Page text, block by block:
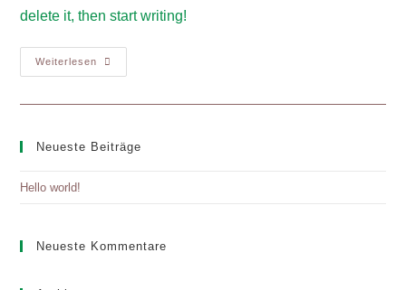
delete it, then start writing!
Weiterlesen
Hello
World!
Neueste Beiträge
Hello world!
Neueste Kommentare